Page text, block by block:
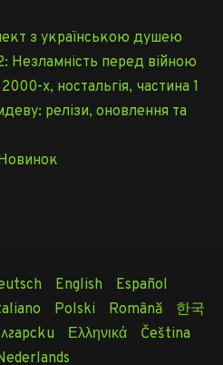
з українською душею
Незламність перед війною
х, ностальгія, частина 1
релізи, оновлення та
English
Español
Polski Română
한국
Ελληνικά
Čeština